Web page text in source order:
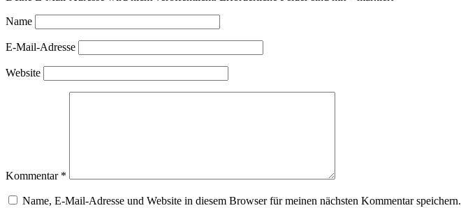
Name
E-Mail-Adresse
Website
Kommentar *
Name, E-Mail-Adresse und Website in diesem Browser für meinen nächsten Kommentar speichern.